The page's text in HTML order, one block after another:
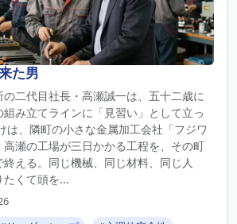
た男
二代目社長・高瀬誠一は、五十二歳に
組み立てラインに「見習い」として立っ
、隣町の小さな金属加工会社「フジワ
瀬の工場が三日かかる工程を、その町
える。同じ機械、同じ材料、同じ人
くて頭を...